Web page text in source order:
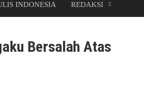
INDONESIA REDAKSI
Bersalah Atas